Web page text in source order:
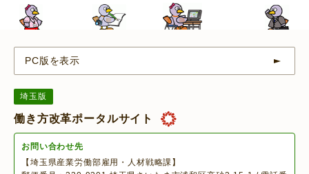
PC版を表示
埼玉版
働き方改革ポータルサイト
お問い合わせ先
【埼玉県産業労働部雇用・人材戦略課】